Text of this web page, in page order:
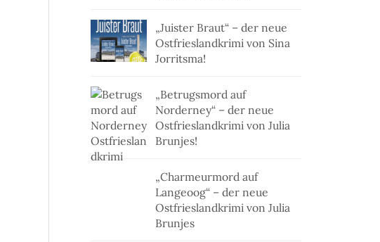
„Juister Braut“ – der neue
Ostfrieslandkrimi von Sina
Jorritsma!
„Betrugsmord auf
Norderney“ – der neue
Ostfrieslandkrimi von Julia
Brunjes!
„Charmeurmord auf
Langeoog“ – der neue
Ostfrieslandkrimi von Julia
Brunjes